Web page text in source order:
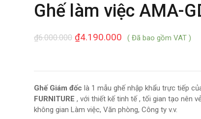
Ghế làm việc AMA-
6.000.000
₫ 4.190.000
₫ ( Đã bao gồm VAT )
Ghế Giám đốc là 1 mẫu ghế nhập khẩu trực tiếp
FURNITURE , với thiết kế tinh tế , tối gian tạo nên
không gian Làm việc, Văn phòng, Công ty v.v.